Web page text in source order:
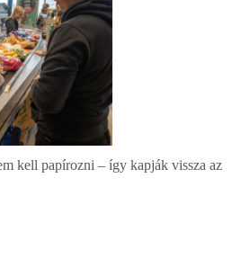
kell papírozni – így kapják vissza az